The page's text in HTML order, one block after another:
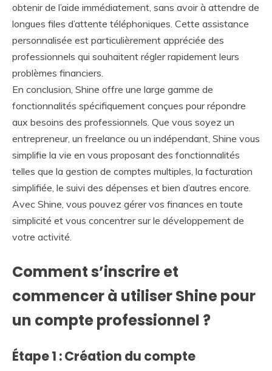
obtenir de l’aide immédiatement, sans avoir à attendre de
longues files d’attente téléphoniques. Cette assistance
personnalisée est particulièrement appréciée des
professionnels qui souhaitent régler rapidement leurs
problèmes financiers.
En conclusion, Shine offre une large gamme de
fonctionnalités spécifiquement conçues pour répondre
aux besoins des professionnels. Que vous soyez un
entrepreneur, un freelance ou un indépendant, Shine vous
simplifie la vie en vous proposant des fonctionnalités
telles que la gestion de comptes multiples, la facturation
simplifiée, le suivi des dépenses et bien d’autres encore.
Avec Shine, vous pouvez gérer vos finances en toute
simplicité et vous concentrer sur le développement de
votre activité.
Comment s’inscrire et
commencer à utiliser Shine pour
un compte professionnel ?
Étape 1 : Création du compte